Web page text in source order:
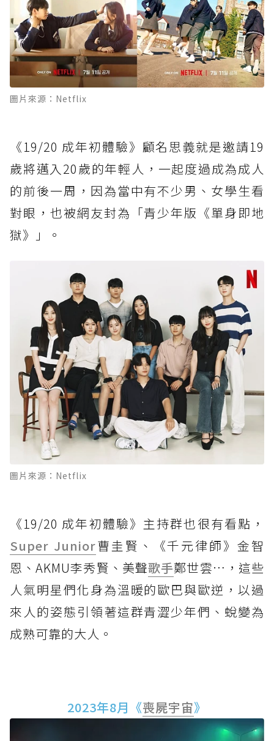
圖片來源：Netflix
《19/20 成年初體驗》顧名思義就是邀請19
歲將邁入20歲的年輕人，一起度過成為成人
的前後一周，因為當中有不少男、女學生看
對眼，也被網友封為「青少年版《單身即地
獄》」。
圖片來源：Netflix
《19/20 成年初體驗》主持群也很有看點，
Super Junior曹圭賢、《千元律師》金智
恩、AKMU李秀賢、美聲歌手鄭世雲…，這些
人氣明星們化身為溫暖的歐巴與歐逆，以過
來人的姿態引領著這群青澀少年們、蛻變為
成熟可靠的大人。
2023年8月《喪屍宇宙》